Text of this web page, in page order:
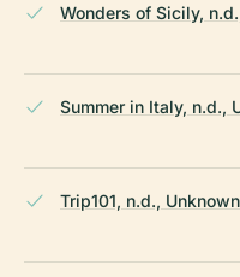
Wonders of Sicily,
Summer in Italy, n.d.,
Trip101, n.d.,